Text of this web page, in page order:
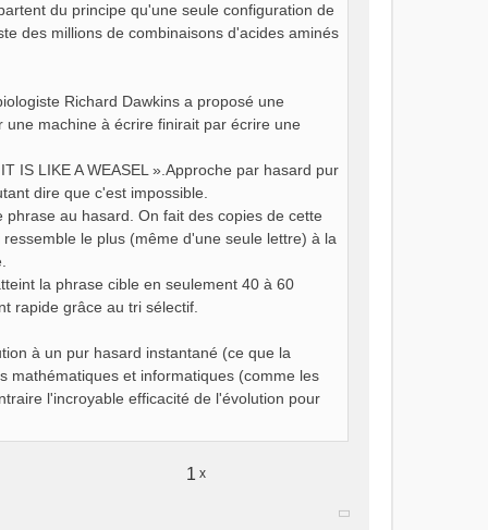
du principe qu'une seule configuration de
des millions de combinaisons d'acides aminés
Richard Dawkins a proposé une
machine à écrire finirait par écrire une
IS LIKE A WEASEL ».Approche par hasard pur
dire que c'est impossible.
au hasard. On fait des copies de cette
le plus (même d'une seule lettre) à la
la phrase cible en seulement 40 à 60
rapide grâce au tri sélectif.
à un pur hasard instantané (ce que la
mathématiques et informatiques (comme les
l'incroyable efficacité de l'évolution pour
1 x